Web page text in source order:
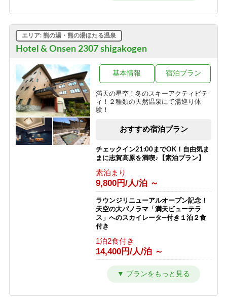
16,792円/人/泊 ～
【西館】【室料】バリューレート / 焼
額山スキー場が目の前！小学生までリ
フト券無料♪
8,166円/人/泊 ～
【西館】【朝食付】バリューレート /
焼額山スキー場が目の前！小学生まで
リフト券無料♪
11,466円/人/泊 ～
【西館】【夕朝食付】バリューレート/
焼額山スキー場が目の前！小学生まで
1泊2食付き
17,866円/人/泊 ～
【西館】【室料】連泊プラン / 焼額山
スキー場が目の前！小学生までリフト
券無料♪
素泊まり
7,145円/人/泊 ～
【西館】【朝食付】連泊プラン / 焼額
山スキー場が目の前！小学生までリフ
12,050円/人/泊 ～
【夕食付】早朝に出発される方はこち
ら！北アルプスを望む露天風呂付き♪
夕食のみ・朝食無しプラン！
夕食のみ
9,050円/人/泊 ～
【朝食付】ご到着が遅いご予約にもお
すすめ！北アルプスを望む露天風呂付
8,050円/人/泊 ～
給湯、その他サービスなしの割り切り
プラン◎
素泊まり
4,000円/人/泊 ～
【2食付・連泊プラン】5泊以上のご宿
む露天風呂付温泉宿
1泊2食付き
10,000円/人/泊 ～
Hotel & Onsen 2307 shigakogen
エリア: 熊の湯・熊の湯ほたる温泉
満天の星空！冬のスキーアクティビテ
ィ！２種類の天然温泉にて湯巡り体
験！
基本情報 宿泊プラン
おすすめ宿泊プラン
チェックイン21:00までOK！自由気ま
まに志賀高原を満喫♪【素泊プラン】
素泊まり
9,800円/人/泊 ～
ラウンジリニューアルオープン記念！
天空の大パノラマ「満天ビューテラ
ス」へのスカイレータ―付き１泊２食
付き
1泊2食付き
14,400円/人/泊 ～
カラオケ＆BARオープン記念！ Bar
での１ドリンク付き１泊２食プラン